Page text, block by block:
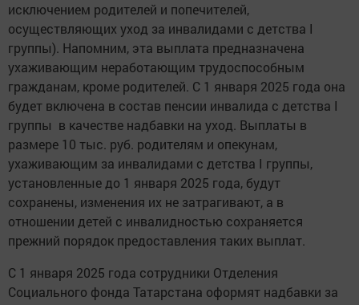
исключением родителей и попечителей,
осуществляющих уход за инвалидами с детства I
группы). Напомним, эта выплата предназначена
ухаживающим неработающим трудоспособным
гражданам, кроме родителей. С 1 января 2025 года она
будет включена в состав пенсии инвалида с детства I
группы в качестве надбавки на уход. Выплаты в
размере 10 тыс. руб. родителям и опекунам,
ухаживающим за инвалидами с детства I группы,
установленные до 1 января 2025 года, будут
сохранены, изменения их не затрагивают, а в
отношении детей с инвалидностью сохраняется
прежний порядок предоставления таких выплат.
С 1 января 2025 года сотрудники Отделения
Социального фонда Татарстана оформят надбавки за